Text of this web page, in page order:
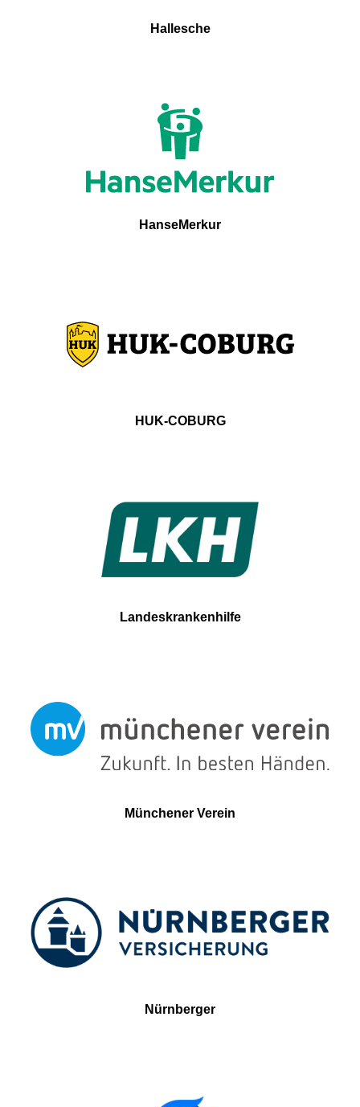
Hallesche
HanseMerkur
HUK-COBURG
Landeskrankenhilfe
Münchener Verein
Nürnberger